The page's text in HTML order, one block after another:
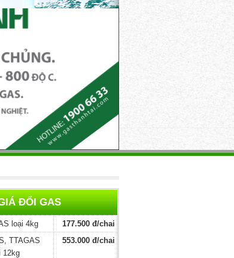
ĐỔI GAS
loại 4kg
177.500 đ/chai
TTAGAS
12kg
553.000 đ/chai